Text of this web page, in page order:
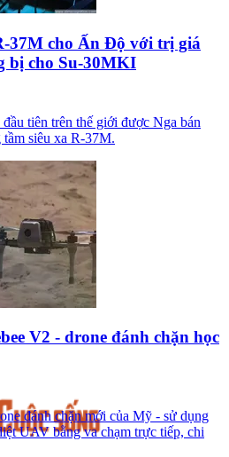
37M cho Ấn Độ với trị giá
bị cho Su-30MKI
tiên trên thế giới được Nga bán
siêu xa R-37M.
V2 - drone đánh chặn học
đánh chặn mới của Mỹ - sử dụng
UAV bằng va chạm trực tiếp, chi